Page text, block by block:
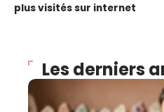
plus visités sur internet
Les derniers